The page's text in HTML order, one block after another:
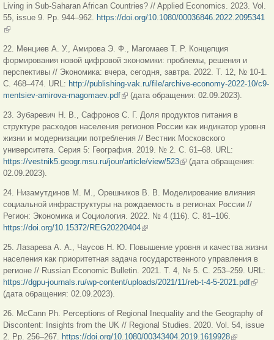
Living in Sub-Saharan African Countries? // Applied Economics. 2023. Vol.
55, issue 9. Pp. 944–962. https://doi.org/10.1080/00036846.2022.2095341
(внешняя ссылка)
22. Менциев А. У., Амирова Э. Ф., Магомаев Т. Р. Концепция
формирования новой цифровой экономики: проблемы, решения и
перспективы // Экономика: вчера, сегодня, завтра. 2022. Т. 12, № 10-1.
С. 468‒474. URL: http://publishing-vak.ru/file/archive-economy-2022-10/c9-
mentsiev-amirova-magomaev.pdf(внешняя ссылка)
(дата обращения: 02.09.2023).
23. Зубаревич Н. В., Сафронов С. Г. Доля продуктов питания в
структуре расходов населения регионов России как индикатор уровня
жизни и модернизации потребления // Вестник Московского
университета. Серия 5: География. 2019. № 2. С. 61–68. URL:
https://vestnik5.geogr.msu.ru/jour/article/view/523(внешняя ссылка)
(дата обращения:
02.09.2023).
24. Низамутдинов М. М., Орешников В. В. Моделирование влияния
социальной инфраструктуры на рождаемость в регионах России //
Регион: Экономика и Социология. 2022. № 4 (116). С. 81–106.
https://doi.org/10.15372/REG20220404(внешняя ссылка)
25. Лазарева А. А., Чаусов Н. Ю. Повышение уровня и качества жизни
населения как приоритетная задача государственного управления в
регионе // Russian Economic Bulletin. 2021. Т. 4, № 5. С. 253–259. URL:
https://dgpu-journals.ru/wp-content/uploads/2021/11/reb-t-4-5-2021.pdf
(дата обращения: 02.09.2023).
26. McCann Ph. Perceptions of Regional Inequality and the Geography of
Discontent: Insights from the UK // Regional Studies. 2020. Vol. 54, issue
2. Pp. 256–267. https://doi.org/10.1080/00343404.2019.1619928(внешняя